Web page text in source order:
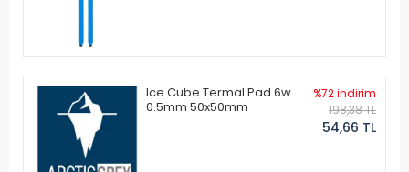
Ice Cube Termal Pad 6w
0.5mm 50x50mm
%72 indirim
198,38 TL
54,66 TL